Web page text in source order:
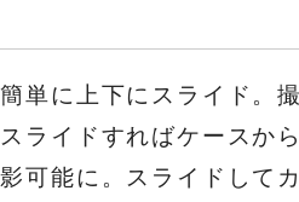
単に上下にスライド。
ライドすればケースか
可能に。スライドして